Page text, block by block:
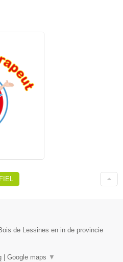
de Lessines en in de provincie
| Google maps ▼